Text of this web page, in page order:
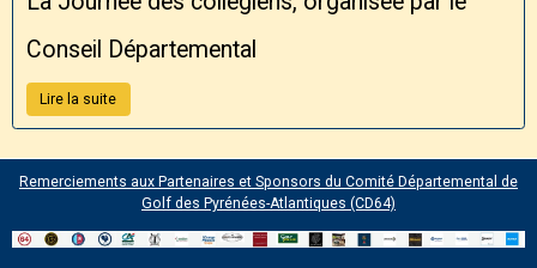
Conseil Départemental
Lire la suite
Remerciements aux Partenaires et Sponsors du Comité Départemental de
Golf des Pyrénées-Atlantiques (CD64)